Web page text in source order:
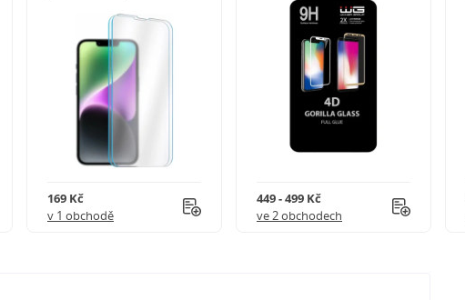
169 Kč
v 1 obchodě
449 - 499 Kč
ve 2 obchodech